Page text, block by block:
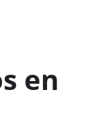
en